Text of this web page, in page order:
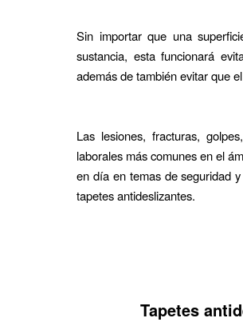
Sin importar que una
sustancia, esta funcionará
además de también evitar que
Las lesiones, fracturas,
laborales más comunes en el
en día en temas de seguridad
tapetes antideslizantes.
Tapetes